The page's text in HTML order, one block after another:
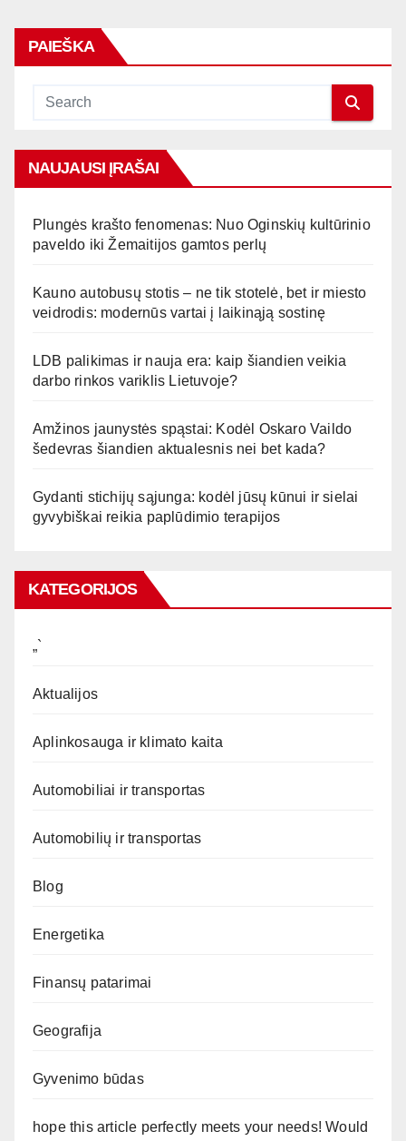
PAIEŠKA
NAUJAUSI ĮRAŠAI
Plungės krašto fenomenas: Nuo Oginskių kultūrinio
paveldo iki Žemaitijos gamtos perlų
Kauno autobusų stotis – ne tik stotelė, bet ir miesto
veidrodis: modernūs vartai į laikinąją sostinę
LDB palikimas ir nauja era: kaip šiandien veikia
darbo rinkos variklis Lietuvoje?
Amžinos jaunystės spąstai: Kodėl Oskaro Vaildo
šedevras šiandien aktualesnis nei bet kada?
Gydanti stichijų sąjunga: kodėl jūsų kūnui ir sielai
gyvybiškai reikia paplūdimio terapijos
KATEGORIJOS
„`
Aktualijos
Aplinkosauga ir klimato kaita
Automobiliai ir transportas
Automobilių ir transportas
Blog
Energetika
Finansų patarimai
Geografija
Gyvenimo būdas
hope this article perfectly meets your needs! Would